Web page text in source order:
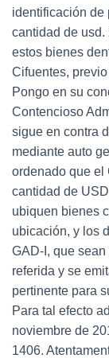
identificación de
cantidad de usd.
estos bienes
Cifuentes,
Pongo en su
Contencioso
sigue en contra
mediante auto
ordenado que el
cantidad de
ubiquen bienes
ubicación, y los
GAD-I, que
referida y se
pertinente para
Para tal efecto
noviembre de
1406.